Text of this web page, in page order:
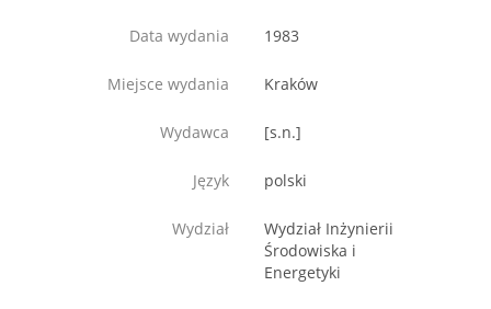
Data wydania 1983
Miejsce wydania Kraków
Wydawca [s.n.]
Język polski
Wydział
Wydział Inżynierii
Środowiska i
Energetyki